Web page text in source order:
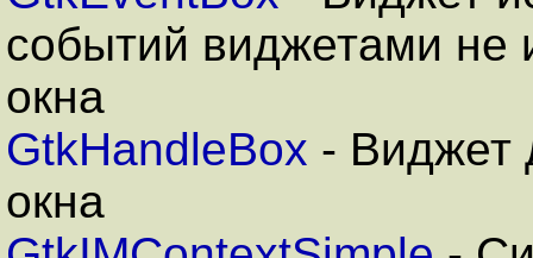
событий виджетами не
окна
GtkHandleBox - Виджет
окна